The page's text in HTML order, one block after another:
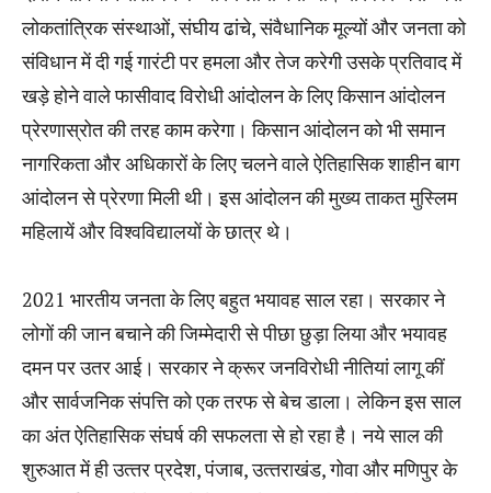
लोकतांत्रिक संस्‍थाओं, संघीय ढांचे, संवैधानिक मूल्‍यों और जनता को
संविधान में दी गई गारंटी पर हमला और तेज करेगी उसके प्रतिवाद में
खड़े होने वाले फासीवाद विरोधी आंदोलन के लिए किसान आंदोलन
प्रेरणास्रोत की तरह काम करेगा। किसान आंदोलन को भी समान
नागरिकता और अधिकारों के लिए चलने वाले ऐतिहासिक शाहीन बाग
आंदोलन से प्रेरणा मिली थी। इस आंदोलन की मुख्‍य ताकत मुस्लिम
महिलायें और विश्‍वविद्यालयों के छात्र थे।
2021 भारतीय जनता के लिए बहुत भयावह साल रहा। सरकार ने
लोगों की जान बचाने की जिम्‍मेदारी से पीछा छुड़ा लिया और भयावह
दमन पर उतर आई। सरकार ने क्रूर जनविरोधी नीतियां लागू कीं
और सार्वजनिक संपत्ति को एक तरफ से बेच डाला। लेकिन इस साल
का अंत ऐतिहासिक संघर्ष की सफलता से हो रहा है। नये साल की
शुरुआत में ही उत्‍तर प्रदेश, पंजाब, उत्‍तराखंड, गोवा और मणिपुर के